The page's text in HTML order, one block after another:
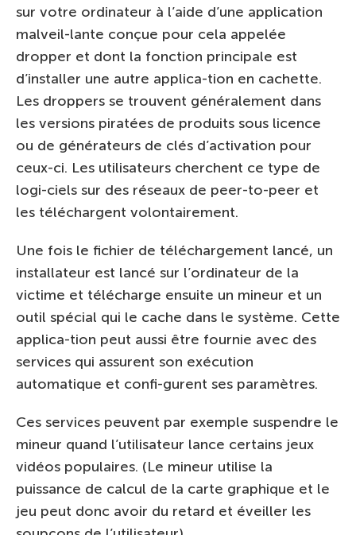
sur votre ordinateur à l’aide d’une application
malveil-lante conçue pour cela appelée
dropper et dont la fonction principale est
d’installer une autre applica-tion en cachette.
Les droppers se trouvent généralement dans
les versions piratées de produits sous licence
ou de générateurs de clés d’activation pour
ceux-ci. Les utilisateurs cherchent ce type de
logi-ciels sur des réseaux de peer-to-peer et
les téléchargent volontairement.
Une fois le fichier de téléchargement lancé, un
installateur est lancé sur l’ordinateur de la
victime et télécharge ensuite un mineur et un
outil spécial qui le cache dans le système. Cette
applica-tion peut aussi être fournie avec des
services qui assurent son exécution
automatique et confi-gurent ses paramètres.
Ces services peuvent par exemple suspendre le
mineur quand l’utilisateur lance certains jeux
vidéos populaires. (Le mineur utilise la
puissance de calcul de la carte graphique et le
jeu peut donc avoir du retard et éveiller les